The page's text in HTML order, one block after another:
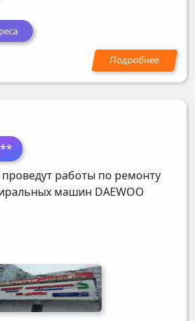
работы по ремонту
машин DAEWOO